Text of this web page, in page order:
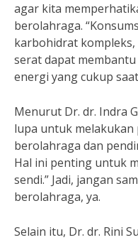
agar kita
berolahraga.
karbohidrat
serat dapat
energi yang cukup
Menurut Dr. dr. Indra
lupa untuk melakukan
berolahraga dan
Hal ini penting untuk
sendi.” Jadi, jangan
berolahraga, ya.
Selain itu, Dr. dr. Rini